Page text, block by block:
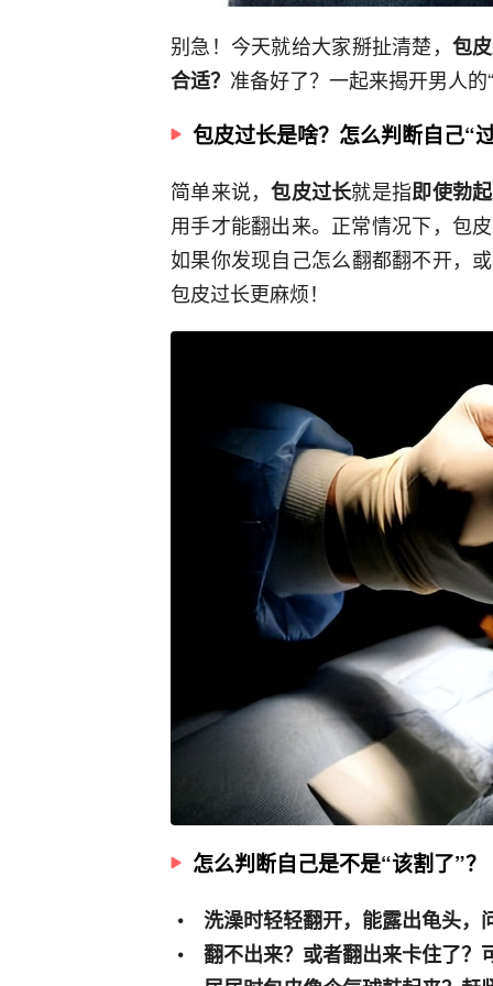
别急！今天就给大家掰扯清楚， 包
合适？ 准备好了？一起来揭开男人的
包皮过长是啥？怎么判断自己“
简单来说，包皮过长就是指即使勃
用手才能翻出来。正常情况下，包
如果你发现自己怎么翻都翻不开，
包皮过长更麻烦！
怎么判断自己是不是“该割了”？
洗澡时轻轻翻开，能露出龟头，
翻不出来？或者翻出来卡住了？